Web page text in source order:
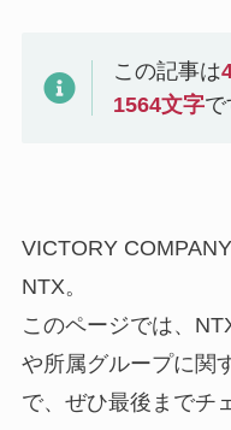
この記事は
1564文字で
VICTORY
NTX。
このページでは、
や所属グループに関
で、ぜひ最後までチ